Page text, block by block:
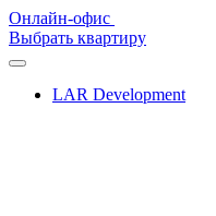
Онлайн-офис
Выбрать квартиру
LAR Development